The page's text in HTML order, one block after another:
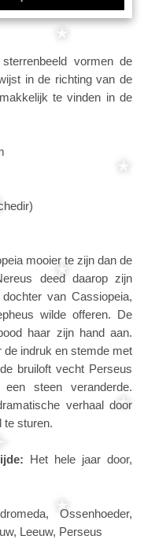
vormen de
in de richting van de
te vinden in de
mooier te zijn dan de
deed daarop zijn
van Cassiopeia,
wilde offeren. De
haar zijn hand aan.
indruk en stemde met
bruiloft vecht Perseus
steen veranderde.
verhaal door
te sturen.
Het hele jaar door,
Ossenhoeder,
Leeuw, Perseus